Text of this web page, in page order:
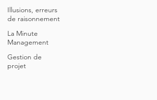
Illusions, erreurs
de raisonnement
La Minute
Management
Gestion de
projet